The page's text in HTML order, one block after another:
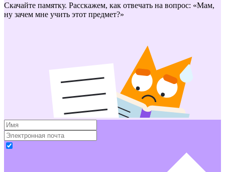
Скачайте памятку. Расскажем, как отвечать на вопрос: «Мам,
ну зачем мне учить этот предмет?»